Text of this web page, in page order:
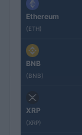
Ethereum
(ETH)
BNB
(BNB)
XRP
(XRP)